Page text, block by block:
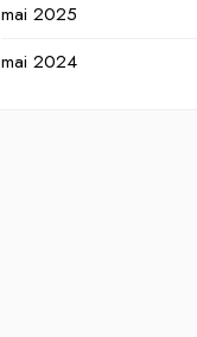
mai 2025
mai 2024